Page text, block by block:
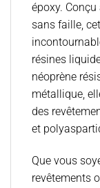
époxy.
sans faille,
résines
néoprène
métallique,
des
et
Que vous
revêtements